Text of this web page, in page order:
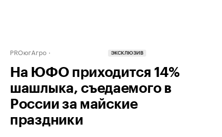
PROюгАгро ЭКСКЛЮЗИВ
На ЮФО приходится 14%
шашлыка, съедаемого в
России за майские
праздники